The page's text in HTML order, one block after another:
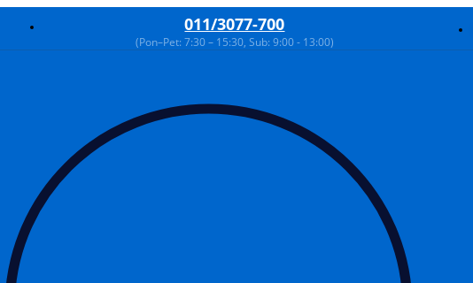
011/3077-700
(Pon–Pet: 7:30 – 15:30, Sub: 9:00 - 13:00)